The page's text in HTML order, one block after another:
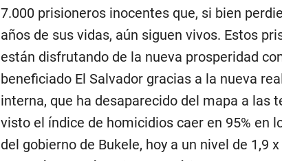
7.000 prisioneros inocentes que, si bien
años de sus vidas, aún siguen vivos. Estos
están disfrutando de la nueva prosperidad
beneficiado El Salvador gracias a la nueva
interna, que ha desaparecido del mapa a las
visto el índice de homicidios caer en 95% en
del gobierno de Bukele, hoy a un nivel de 1,9